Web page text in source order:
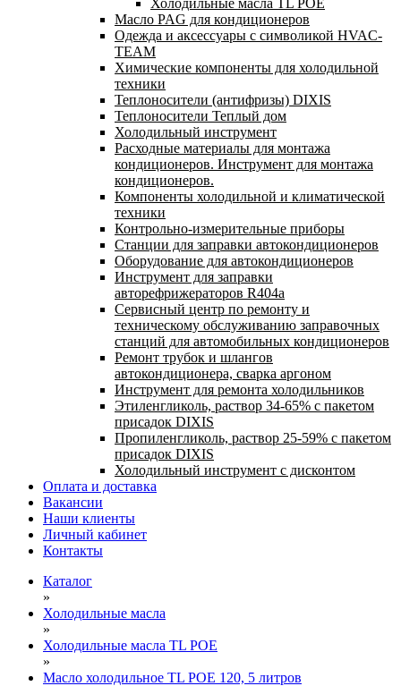
Холодильные масла TL POE
Масло PAG для кондиционеров
Одежда и аксессуары с символикой HVAC-
TEAM
Химические компоненты для холодильной
техники
Теплоносители (антифризы) DIXIS
Теплоносители Теплый дом
Холодильный инструмент
Расходные материалы для монтажа
кондиционеров. Инструмент для монтажа
кондиционеров.
Компоненты холодильной и климатической
техники
Контрольно-измерительные приборы
Станции для заправки автокондиционеров
Оборудование для автокондиционеров
Инструмент для заправки
авторефрижераторов R404a
Сервисный центр по ремонту и
техническому обслуживанию заправочных
станций для автомобильных кондиционеров
Ремонт трубок и шлангов
автокондиционера, сварка аргоном
Инструмент для ремонта холодильников
Этиленгликоль, раствор 34-65% с пакетом
присадок DIXIS
Пропиленгликоль, раствор 25-59% с пакетом
присадок DIXIS
Холодильный инструмент с дисконтом
Оплата и доставка
Вакансии
Наши клиенты
Личный кабинет
Контакты
Каталог
»
Холодильные масла
»
Холодильные масла TL POE
»
Масло холодильное TL POE 120, 5 литров